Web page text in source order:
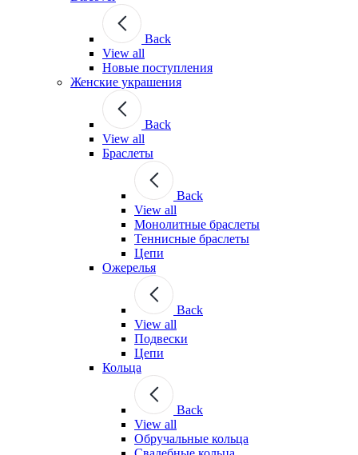
Back
View all
Новые поступления
Женские украшения
Back
View all
Браслеты
Back
View all
Монолитные браслеты
Теннисные браслеты
Цепи
Ожерелья
Back
View all
Подвески
Цепи
Кольца
Back
View all
Обручальные кольца